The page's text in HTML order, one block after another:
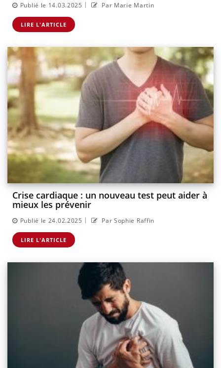
Publié le 14.03.2025 | Par Marie Martin
LIRE L'ARTICLE
Crise cardiaque : un nouveau test peut aider à
mieux les prévenir
Publié le 24.02.2025 | Par Sophie Raffin
LIRE L'ARTICLE